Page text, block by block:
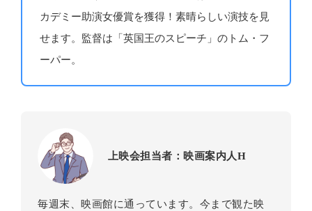
カデミー助演女優賞を獲得！素晴らしい演技を見
せます。監督は「英国王のスピーチ」のトム・フ
ーパー。
上映会担当者：映画案内人H
毎週末、映画館に通っています。今まで観た映